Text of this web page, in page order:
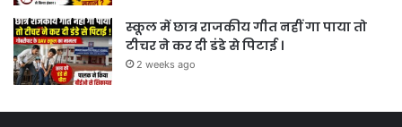
स्कूल में छात्र राजकीय गीत नहीं गा पाया तो
टीचर ने कर दी डंडे से पिटाई ।
2 weeks ago